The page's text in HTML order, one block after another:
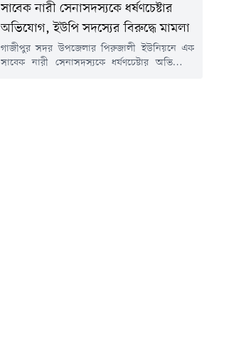
সাবেক নারী সেনাসদস্যকে ধর্ষণচেষ্টার
অভিযোগ, ইউপি সদস্যের বিরুদ্ধে মামলা
গাজীপুর সদর উপজেলার পিরুজালী ইউনিয়নে এক
সাবেক নারী সেনাসদস্যকে ধর্ষণচেষ্টার অভিযোগে